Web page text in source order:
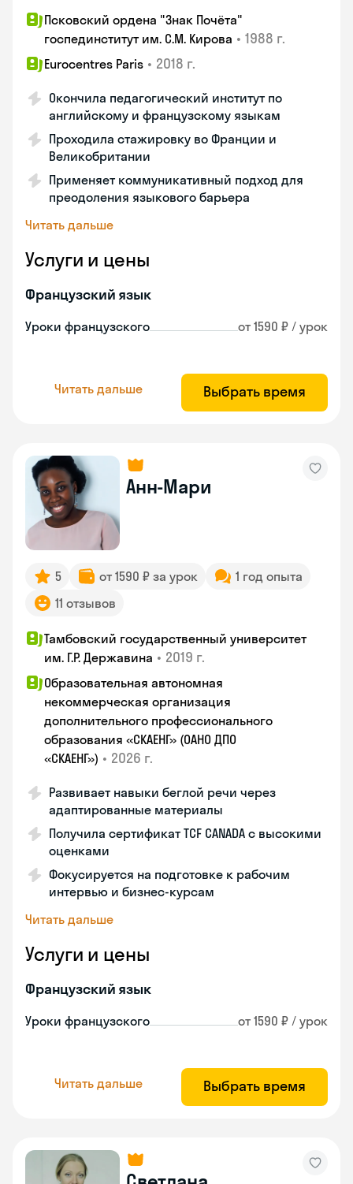
Псковский ордена "Знак Почёта"
госпединститут им. С.М. Кирова • 1988 г.
Eurocentres Paris • 2018 г.
Окончила педагогический институт по
английскому и французскому языкам
Проходила стажировку во Франции и
Великобритании
Применяет коммуникативный подход для
преодоления языкового барьера
Читать дальше
Услуги и цены
Французский язык
Уроки французского от 1590 ₽ / урок
Читать дальше Выбрать время
Анн-Мари
5 от 1590 ₽ за урок
1 год опыта
11 отзывов
Тамбовский государственный университет
им. Г.Р. Державина • 2019 г.
Образовательная автономная
некоммерческая организация
дополнительного профессионального
образования «СКАЕНГ» (ОАНО ДПО
«СКАЕНГ») • 2026 г.
Развивает навыки беглой речи через
адаптированные материалы
Получила сертификат TCF CANADA с высокими
оценками
Фокусируется на подготовке к рабочим
интервью и бизнес-курсам
Читать дальше
Услуги и цены
Французский язык
Уроки французского от 1590 ₽ / урок
Читать дальше Выбрать время